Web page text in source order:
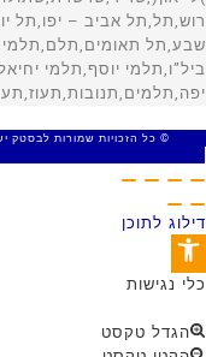
© כל הזכויות שמורות לבסטק
דילוג לתוכן
פתח סרגל נגישות
כלי נגישות
הגדל טקסט